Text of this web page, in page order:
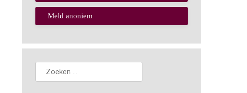
Meld anoniem